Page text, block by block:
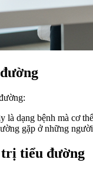
là dạng bệnh mà cơ
gặp ở những
tiểu đường